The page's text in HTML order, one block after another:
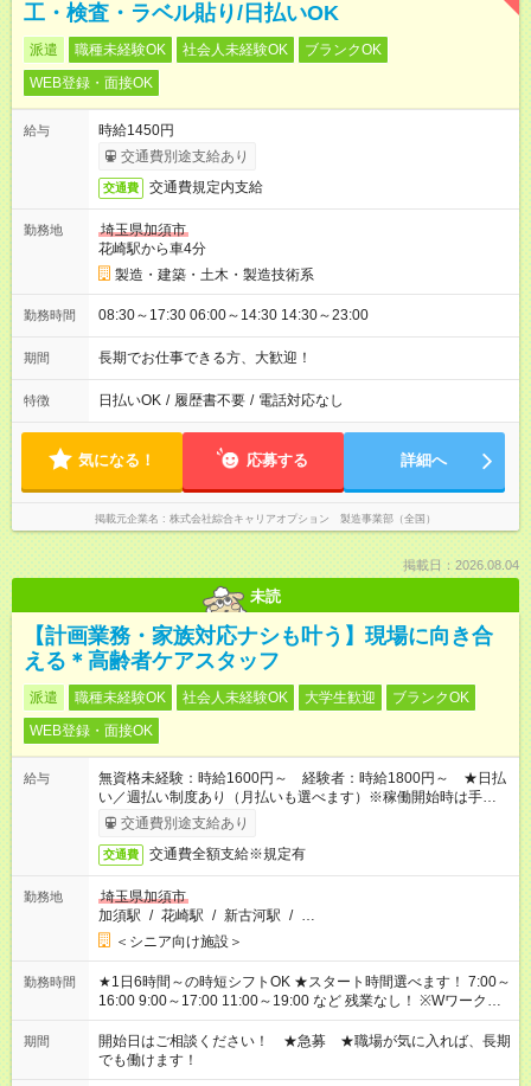
工・検査・ラベル貼り/日払いOK
派遣 職種未経験OK 社会人未経験OK
ブランクOK
WEB登録・面接OK
給与
時給1450円
交通費別途支給あり
交通費 交通費規定内支給
勤務地
埼玉県加須市
花崎駅から車4分
製造・建築・土木・製造技術系
勤務時間 08:30～17:30 06:00～14:30 14:30～23:00
期間 長期でお仕事できる方、大歓迎！
特徴 日払いOK / 履歴書不要 / 電話対応なし
気になる！ 応募する 詳細へ
掲載元企業名 株式会社綜合キャリアオプション 製造事業部（全国）
掲載日：2026.08.04
未読
【計画業務・家族対応ナシも叶う】現場に向き合
える＊高齢者ケアスタッフ
派遣 職種未経験OK 社会人未経験OK 大学生歓迎
ブランクOK
WEB登録・面接OK
給与
無資格未経験：時給1600円～ 経験者：時給1800円～ ★日払
い／週払い制度あり（月払いも選べます）※稼働開始時は手続き
完了次第のお支払いとなります。
交通費別途支給あり
交通費 交通費全額支給※規定有
勤務地
埼玉県加須市
加須駅 / 花崎駅 / 新古河駅 / …
＜シニア向け施設＞
勤務時間
★1日6時間～の時短シフトOK ★スタート時間選べます！ 7:00～
16:00 9:00～17:00 11:00～19:00 など 残業なし！ ※Wワークの
場合、他のお仕事と合わせ週40時間超の就業はご案内できませ
ん ※法令に基づき、週20時間以上勤務は社会保険への加入対象
となります ※労働者派遣法（日雇い派遣の原則禁止）により、
短時間・短期間の就業はご案内が難しい場合があります
期間
開始日はご相談ください！ ★急募 ★職場が気に入れば、長期
でも働けます！